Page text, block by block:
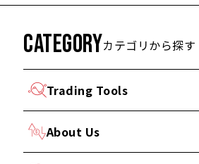
CATEGORYカテゴリから探す
Trading Tools
About Us